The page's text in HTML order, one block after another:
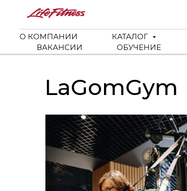
О КОМПАНИИ КАТАЛОГ
ВАКАНСИИ
ОБУЧЕНИЕ
LaGomGym